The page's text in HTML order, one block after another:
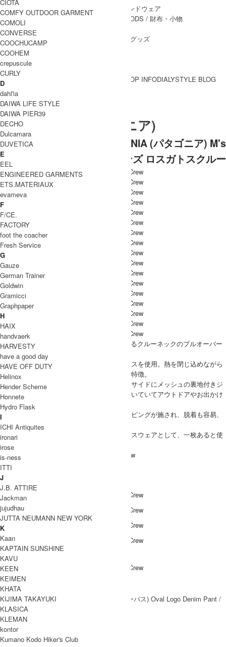
HAND WEAR
/ 手袋・ハンドウェア
WALLET&GENERAL GOODS / 財布・小物
/ その他グッズ
BRAND一覧
BRAND一覧
SHOP INFODIALYSTYLE BLOG
PATAGONIA (パタゴニア)
[THANK SOLD] PATAGONIA (パタゴニア) M's
Los Gatos Crew / メンズ ロスガトスクルー
patagonia(パタゴニア)から、気軽に着用できるクルーネックのプルオーバー
『Los Gatos Crew(ロスガトスクルー)』
素材にはポリエステル・ハイパイル・フリースを使用。熱を閉じ込めながら
水分を吸湿発散し、洗ってもすぐに乾くのが特徴。
左胸にジッパー式パッチ型ポケット付き、両サイドにメッシュの裏地付きジ
ッパー式ハンドウォーマーポケットが２つ付いていてアウトドアやお出かけ
の時に小物の収納にも便利。
襟ぐり、袖口、裾は伸縮性のある素材でパイピングが施され、脱着も容易、
且つ冷気を防ぐ効果も。
トップスに、インに、また部屋でのリラックスウェアとして、一枚あると使
い勝手のよいフリースプルオーバーです。
PATAGONIA(パタゴニア) M's Los Gatos Crew
COODINATE
DETAIL
Coordinate Item
ブランド紹介
PATAGONIA
CIOTA
COMFY OUTDOOR GARMENT
COMOLI
CONVERSE
COOCHUCAMP
COOHEM
crepuscule
CURLY
D
dahl'ia
DAIWA LIFE STYLE
DAIWA PIER39
DECHO
Dulcamara
DUVETICA
E
EEL
ENGINEERED GARMENTS
ETS.MATERIAUX
evameva
F
F/CE.
FACTORY
foot the coacher
Fresh Service
G
Gauze
German Trainer
Goldwin
Gramicci
Graphpaper
H
HAIX
handvaerk
HARVESTY
have a good day
HAVE OFF DUTY
Helinox
Hender Scheme
Honnete
Hydro Flask
I
ICHI Antiquites
ironari
irose
is-ness
ITTI
J
J.B. ATTIRE
Jackman
jujudhau
JUTTA NEUMANN NEW YORK
K
Kaan
KAPTAIN SUNSHINE
KAVU
KEEN
KEIMEN
KHATA
KIJIMA TAKAYUKI
KLASICA
KLEMAN
kontor
Kumano Kodo Hiker's Club